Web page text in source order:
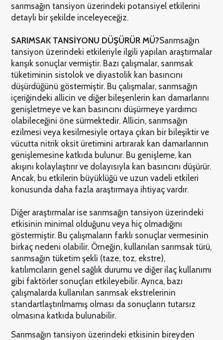
sarımsağın tansiyon üzerindeki potansiyel etkilerini
detaylı bir şekilde inceleyeceğiz.
SARIMSAK TANSİYONU DÜŞÜRÜR MÜ?Sarımsağın
tansiyon üzerindeki etkileriyle ilgili yapılan araştırmalar
karışık sonuçlar vermiştir. Bazı çalışmalar, sarımsak
tüketiminin sistolok ve diyastolik kan basıncını
düşürdüğünü göstermiştir. Bu çalışmalar, sarımsağın
içeriğindeki allicin ve diğer bileşenlerin kan damarlarını
genişletmeye ve kan basıncını düşürmeye yardımcı
olabileceğini öne sürmektedir. Allicin, sarımsağın
ezilmesi veya kesilmesiyle ortaya çıkan bir bileşiktir ve
vücutta nitrik oksit üretimini artırarak kan damarlarının
genişlemesine katkıda bulunur. Bu genişleme, kan
akışını kolaylaştırır ve dolayısıyla kan basıncını düşürür.
Ancak, bu etkilerin büyüklüğü ve uzun vadeli etkileri
konusunda daha fazla araştırmaya ihtiyaç vardır.
Diğer araştırmalar ise sarımsağın tansiyon üzerindeki
etkisinin minimal olduğunu veya hiç olmadığını
göstermiştir. Bu çalışmaların farklı sonuçlar vermesinin
birkaç nedeni olabilir. Örneğin, kullanılan sarımsak türü,
sarımsağın tüketim şekli (taze, toz, ekstre),
katılımcıların genel sağlık durumu ve diğer ilaç kullanımı
gibi faktörler sonuçları etkileyebilir. Ayrıca, bazı
çalışmalarda kullanılan sarımsak ekstrelerinin
standartlaştırılmamış olması da sonuçların tutarsız
olmasına katkıda bulunabilir.
Sarımsağın tansiyon üzerindeki etkisinin bireyden